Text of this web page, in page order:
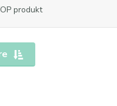
produkt